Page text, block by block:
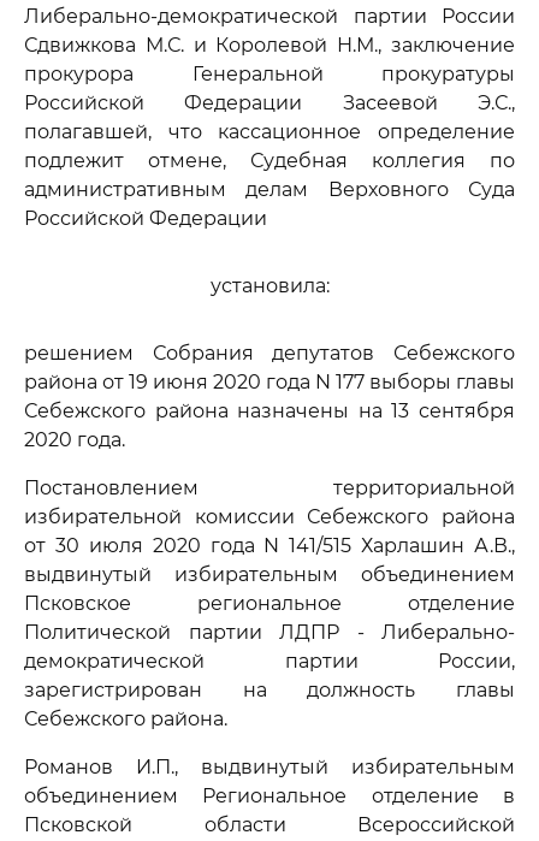
Либерально-демократической партии России
Сдвижкова М.С. и Королевой Н.М., заключение
прокурора Генеральной прокуратуры
Российской Федерации Засеевой Э.С.,
полагавшей, что кассационное определение
подлежит отмене, Судебная коллегия по
административным делам Верховного Суда
Российской Федерации
установила:
решением Собрания депутатов Себежского
района от 19 июня 2020 года N 177 выборы главы
Себежского района назначены на 13 сентября
2020 года.
Постановлением территориальной
избирательной комиссии Себежского района
от 30 июля 2020 года N 141/515 Харлашин А.В.,
выдвинутый избирательным объединением
Псковское региональное отделение
Политической партии ЛДПР - Либерально-
демократической партии России,
зарегистрирован на должность главы
Себежского района.
Романов И.П., выдвинутый избирательным
объединением Региональное отделение в
Псковской области Всероссийской